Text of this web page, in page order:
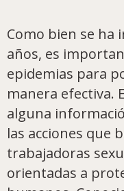
Como bien se ha
años, es
epidemias para
manera efectiva.
alguna
las acciones que
trabajadoras
orientadas a